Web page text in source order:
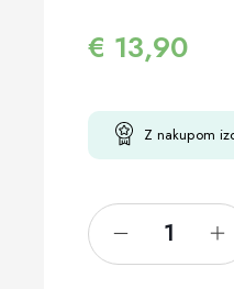
€ 13,90
Z nakupom